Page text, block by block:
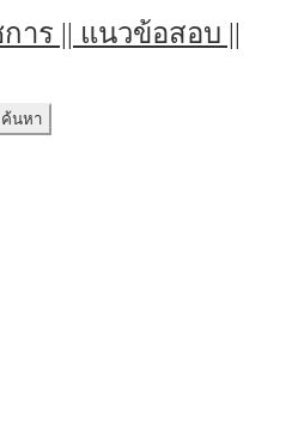
าร || แนวข้อสอบ ||
ค้นหา